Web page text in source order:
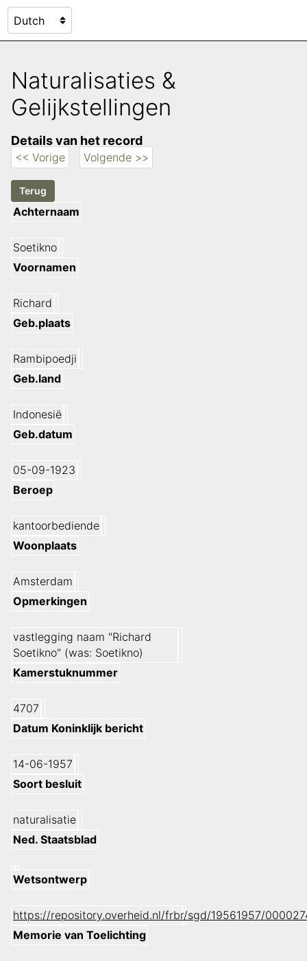
Naturalisaties &
Gelijkstellingen
Details van het record
<< Vorige Volgende >>
Achternaam
Soetikno
Voornamen
Richard
Geb.plaats
Rambipoedji
Geb.land
Indonesië
Geb.datum
05-09-1923
Beroep
kantoorbediende
Woonplaats
Amsterdam
Opmerkingen
vastlegging naam "Richard
Soetikno" (was: Soetikno)
Kamerstuknummer
4707
Datum Koninklijk bericht
14-06-1957
Soort besluit
naturalisatie
Ned. Staatsblad
Wetsontwerp
https://repository.overheid.nl/frbr/sgd/19561957/
Memorie van Toelichting